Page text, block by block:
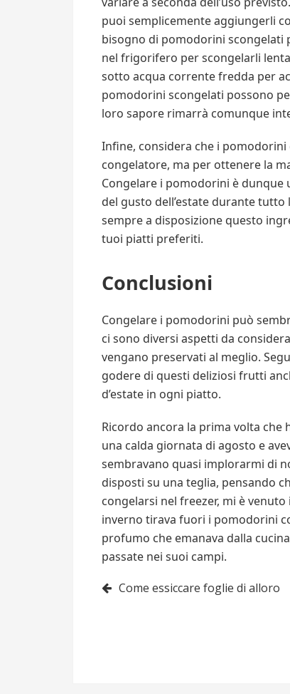
puoi semplicemente aggiungerli
bisogno di pomodorini scongelati
nel frigorifero per scongelarli
sotto acqua corrente fredda per
pomodorini scongelati possono
loro sapore rimarrà comunque
Infine, considera che i
congelatore, ma per ottenere la
Congelare i pomodorini è
del gusto dell’estate durante tutto
sempre a disposizione questo
tuoi piatti preferiti.
Conclusioni
Congelare i pomodorini può
ci sono diversi aspetti da
vengano preservati al meglio.
godere di questi deliziosi frutti
d’estate in ogni piatto.
Ricordo ancora la prima volta
una calda giornata di agosto e
sembravano quasi implorarmi di
disposti su una teglia, pensando
congelarsi nel freezer, mi è
inverno tirava fuori i pomodorini
profumo che emanava dalla
passate nei suoi campi.
Navigazione
Come essiccare foglie di alloro